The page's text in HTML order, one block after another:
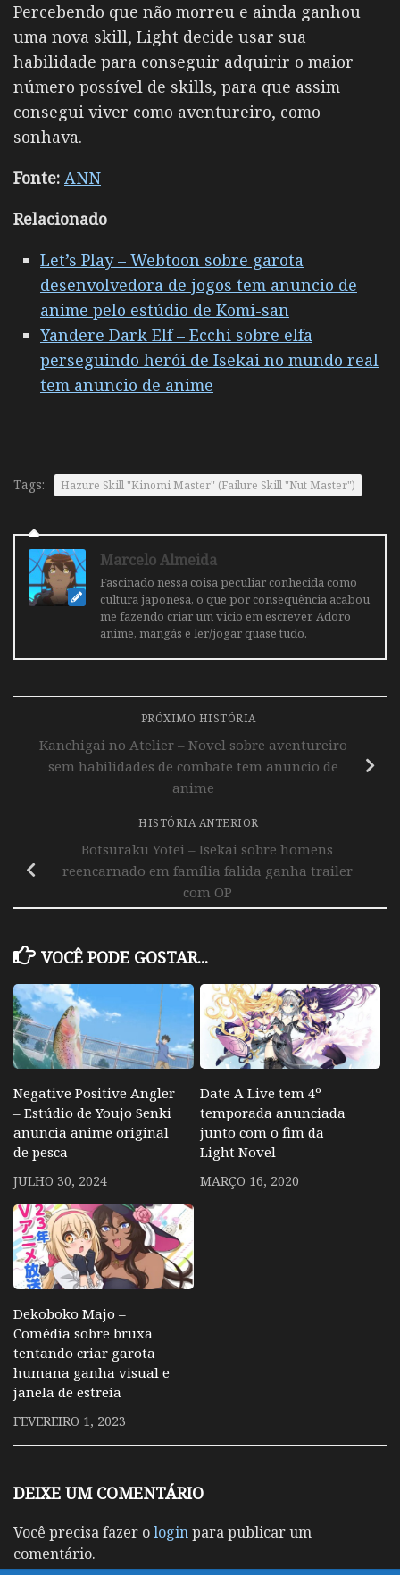
Percebendo que não morreu e ainda ganhou
uma nova skill, Light decide usar sua
habilidade para conseguir adquirir o maior
número possível de skills, para que assim
consegui viver como aventureiro, como
sonhava.
Fonte: ANN
Relacionado
Let’s Play – Webtoon sobre garota
desenvolvedora de jogos tem anuncio de
anime pelo estúdio de Komi-san
Yandere Dark Elf – Ecchi sobre elfa
perseguindo herói de Isekai no mundo real
tem anuncio de anime
Tags: Hazure Skill "Kinomi Master" (Failure Skill "Nut Master")
Marcelo Almeida
Fascinado nessa coisa peculiar conhecida como
cultura japonesa, o que por consequência acabou
me fazendo criar um vicio em escrever. Adoro
anime, mangás e ler/jogar quase tudo.
PRÓXIMO HISTÓRIA
Kanchigai no Atelier – Novel sobre aventureiro
sem habilidades de combate tem anuncio de
anime
HISTÓRIA ANTERIOR
Botsuraku Yotei – Isekai sobre homens
reencarnado em família falida ganha trailer
com OP
VOCÊ PODE GOSTAR...
Negative Positive Angler
– Estúdio de Youjo Senki
anuncia anime original
de pesca
JULHO 30, 2024
Date A Live tem 4º
temporada anunciada
junto com o fim da
Light Novel
MARÇO 16, 2020
Dekoboko Majo –
Comédia sobre bruxa
tentando criar garota
humana ganha visual e
janela de estreia
FEVEREIRO 1, 2023
DEIXE UM COMENTÁRIO
Você precisa fazer ologinpara publicar um
comentário.